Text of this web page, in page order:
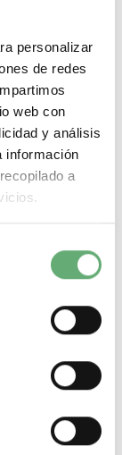
personalizar
de redes
web con
y análisis
información
a
ref.